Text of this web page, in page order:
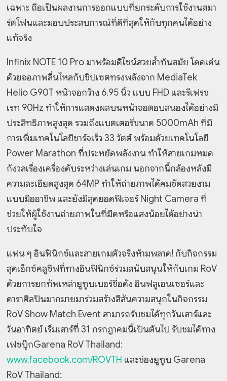
เฉพาะ ถือเป็นผลงานการออกแบบที่ยกระดับการใช้งานสมา
ร์ตโฟนและมอบประสบการณ์ที่ดีที่สุดให้กับทุกคนได้อย่าง
แท้จริง
Infinix NOTE 10 Pro มาพร้อมดีไซน์สวยล้ำทันสมัย โดดเด่น
ด้วยจอภาพลื่นไหลกับชิปเซตทรงพลังจาก MediaTek
Helio G90T หน้าจอกว้าง 6.95 นิ้ว แบบ FHD และรีเฟรช
เรท 90Hz ทำให้การแสดงผลบนหน้าจอตอบสนองได้อย่างมี
ประสิทธิภาพสูงสุด รวมถึงแบตเตอรี่ขนาด 5000mAh ที่มี
การเพิ่มเทคโนโลยีชาร์จเร็ว 33 วัตต์ พร้อมด้วยเทคโนโลยี
Power Marathon ที่ประหยัดพลังงาน ทำให้สายเกมหมด
กังวลเรื่องเครื่องดับระหว่างเล่นเกม นอกจากนี้กล้องหลังมี
ความละเอียดสูงสุด 64MP ทำให้ถ่ายภาพได้คมชัดสวยงาม
แบบมืออาชีพ และยังมีสุดยอดฟีเจอร์ Night Camera ที่
ช่วยให้ผู้ใช้งานถ่ายภาพในที่มืดหรือแสงน้อยได้อย่างน่า
ประทับใจ
แฟน ๆ อินฟินิกซ์และสายเกมตัวจริงห้ามพลาด! กับกิจกรรม
สุดเอ็กซ์คลูซีฟที่ทางอินฟินิกซ์ร่วมสนับสนุนให้กับเกม RoV
ด้วยการยกทัพเหล่ายูทูบเบอร์ชื่อดัง อินฟลูเอนเซอร์และ
ดาราศิลปินมากมายมาร่วมสร้างสีสันความสนุกในกิจกรรม
RoV Show Match Event สามารถรับชมได้ทุกวันเสาร์และ
วันอาทิตย์ เริ่มเสาร์ที่ 31 กรกฎาคมนี้เป็นต้นไป รับชมได้ทาง
เฟซบุ๊กGarena RoV Thailand:
www.facebook.com/ROVTH และช่องยูทูบ Garena
RoV Thailand: